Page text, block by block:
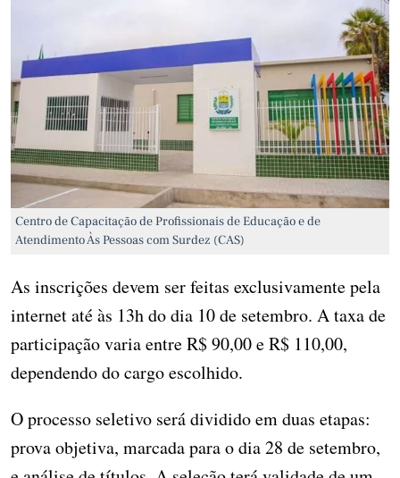
Centro de Capacitação de Profissionais de Educação e de
Atendimento Às Pessoas com Surdez (CAS)
As inscrições devem ser feitas exclusivamente pela
internet até às 13h do dia 10 de setembro. A taxa de
participação varia entre R$ 90,00 e R$ 110,00,
dependendo do cargo escolhido.
O processo seletivo será dividido em duas etapas:
prova objetiva, marcada para o dia 28 de setembro,